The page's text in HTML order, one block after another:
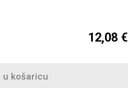
12,08 €
u košaricu